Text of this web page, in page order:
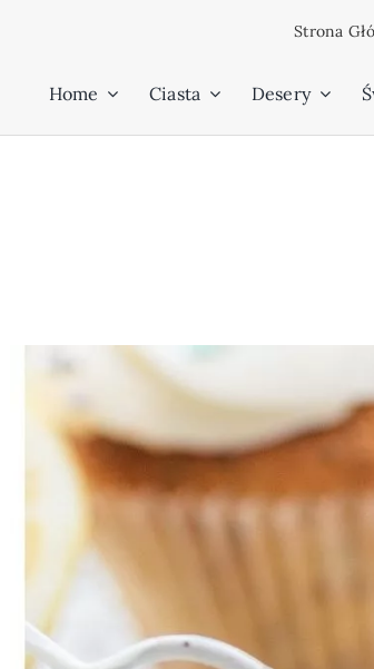
Strona
Home Ciasta Desery